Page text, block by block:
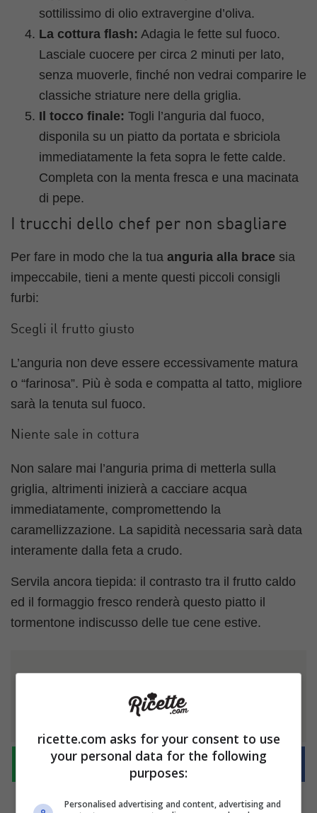
sottilissimo di olio extravergine d’oliva.
La cottura flash: Adagia le fette sul fuoco.
Lasciale cuocere per circa 2 minuti per lato,
senza muoverle, finché non vedrai comparire le
classiche striature nere della griglia.
Il tocco finale: Togli l’anguria dal fuoco,
disponila su un piatto da portata e sbriciola
immediatamente la feta sopra le fette calde.
Completa con la menta fresca e una macinata
di pepe.
I trucchi dello chef per non sbagliare
Per fare in modo che la tua anguria alla brace sia
impeccabile, tieni a mente questi piccoli consigli
furbi:
Scegli il frutto giusto
L’anguria non deve essere eccessivamente matura
o “farinosa”. Più è soda e compatta al tatto, migliore
sarà la tenuta sul fuoco.
Niente sale in cottura
Non salare mai l’anguria prima di metterla sulla
griglia, altrimenti inizierà a cacciare acqua
immediatamente, compromettendo la
caramellizzazione. La sapidità necessaria sarà data
interamente dalla feta a crudo.
Servila ancora tiepida: il contrasto tra il frutto caldo
ed il formaggio fresco renderà questo piatto il
tormentone indiscusso delle tue cene estive.
Condividilo
ricette.com asks for your consent to use
your personal data for the following
purposes:
Personalised advertising and content, advertising and